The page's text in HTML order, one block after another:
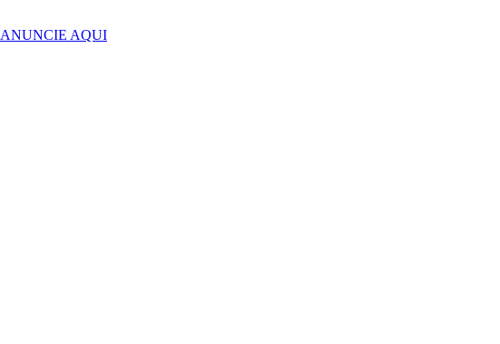
ANUNCIE AQUI